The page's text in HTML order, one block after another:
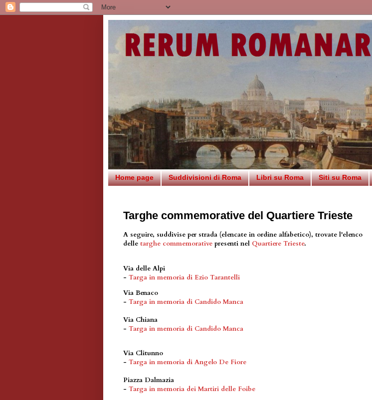
Home page Suddivisioni di Roma Libri su Roma Siti su Roma
Targhe commemorative del Quartiere Trieste
A seguire, suddivise per strada (elencate in ordine alfabetico), trovate l'elenco
delle targhe commemorative presenti nel Quartiere Trieste.
Via delle Alpi
- Targa in memoria di Ezio Tarantelli
Via Benaco
- Targa in memoria di Candido Manca
Via Chiana
- Targa in memoria di Candido Manca
Via Clitunno
- Targa in memoria di Angelo De Fiore
Piazza Dalmazia
- Targa in memoria dei Martiri delle Foibe